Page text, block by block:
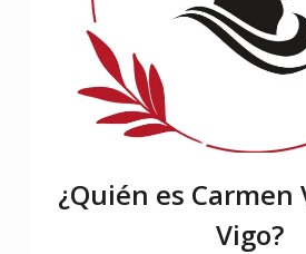
¿Quién es
Vigo?